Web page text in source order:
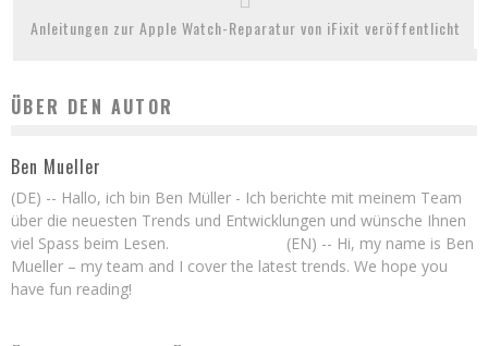
Anleitungen zur Apple Watch-Reparatur von iFixit veröffentlicht
ÜBER DEN AUTOR
Ben Mueller
(DE) -- Hallo, ich bin Ben Müller - Ich berichte mit meinem Team
über die neuesten Trends und Entwicklungen und wünsche Ihnen
viel Spass beim Lesen. (EN) -- Hi, my name is Ben
Mueller – my team and I cover the latest trends. We hope you
have fun reading!